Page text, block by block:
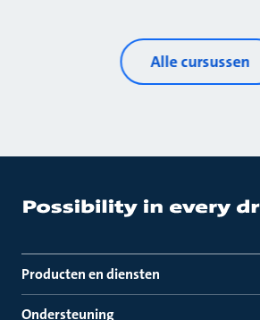
Alle cursussen
Producten en diensten
Ondersteuning